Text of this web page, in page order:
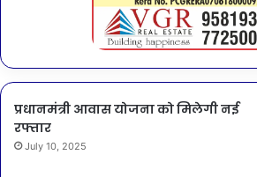
प्रधानमंत्री आवास योजना को मिलेगी नई
रफ्तार
July 10, 2025